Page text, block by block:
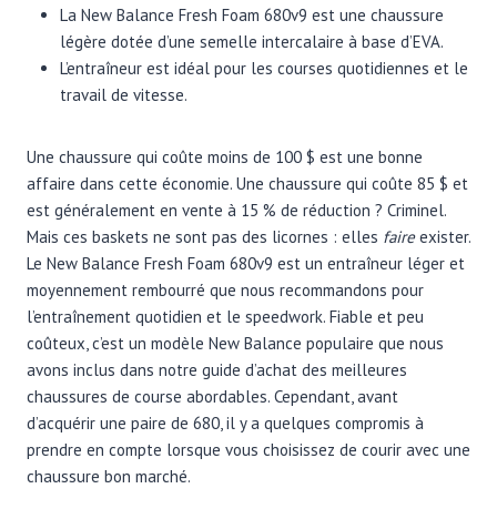
La New Balance Fresh Foam 680v9 est une chaussure
légère dotée d’une semelle intercalaire à base d’EVA.
L’entraîneur est idéal pour les courses quotidiennes et le
travail de vitesse.
Une chaussure qui coûte moins de 100 $ est une bonne
affaire dans cette économie. Une chaussure qui coûte 85 $ et
est généralement en vente à 15 % de réduction ? Criminel.
Mais ces baskets ne sont pas des licornes : elles faireexister.
Le New Balance Fresh Foam 680v9 est un entraîneur léger et
moyennement rembourré que nous recommandons pour
l’entraînement quotidien et le speedwork. Fiable et peu
coûteux, c’est un modèle New Balance populaire que nous
avons inclus dans notre guide d’achat des meilleures
chaussures de course abordables. Cependant, avant
d’acquérir une paire de 680, il y a quelques compromis à
prendre en compte lorsque vous choisissez de courir avec une
chaussure bon marché.